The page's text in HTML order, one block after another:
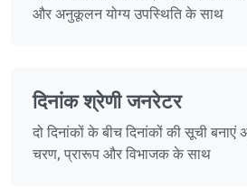
और अनुकूलन योग्य उपस्थिति के साथ
दिनांक श्रेणी जनरेटर
दो दिनांकों के बीच दिनांकों की सूची
चरण, प्रारूप और विभाजक के साथ